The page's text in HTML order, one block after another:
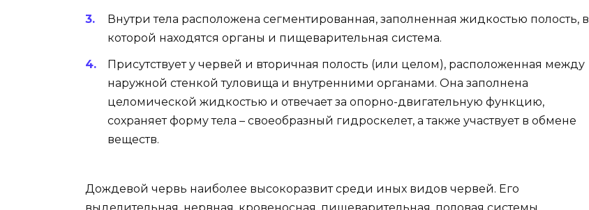
Внутри тела расположена сегментированная, заполненная жидкостью полость, в
которой находятся органы и пищеварительная система.
Присутствует у червей и вторичная полость (или целом), расположенная между
наружной стенкой туловища и внутренними органами. Она заполнена
целомической жидкостью и отвечает за опорно-двигательную функцию,
сохраняет форму тела – своеобразный гидроскелет, а также участвует в обмене
веществ.
Дождевой червь наиболее высокоразвит среди иных видов червей. Его
выделительная, нервная, кровеносная, пищеварительная, половая системы